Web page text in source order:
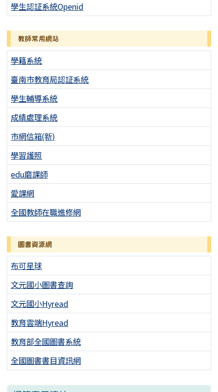
學生認証系統Openid
教師常用網站
學籍系統
臺南市教育局認証系統
學生輔導系統
成績處理系統
市網信箱(新)
學習護照
edu磨課師
愛課網
全國教師在職進修網
圖書資源網
布可星球
文元國小圖書查詢
文元國小Hyread
教育雲端Hyread
教育部全國圖書系統
全國圖書書目資訊網